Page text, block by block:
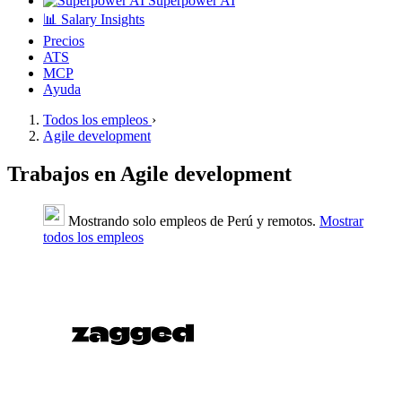
📊 Salary Insights
Precios
ATS
MCP
Ayuda
Todos los empleos ›
Agile development
Trabajos en Agile development
Mostrando solo empleos de Perú y remotos. Mostrar
todos los empleos